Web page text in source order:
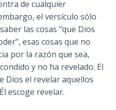
de cualquier
el versículo sólo
las cosas "que Dios
esas cosas que no
por la razón que sea,
y no ha revelado. El
Dios el revelar aquellos
escoge revelar.